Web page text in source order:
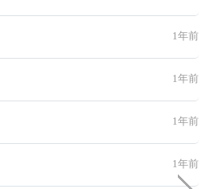
1年前
1年前
1年前
1年前